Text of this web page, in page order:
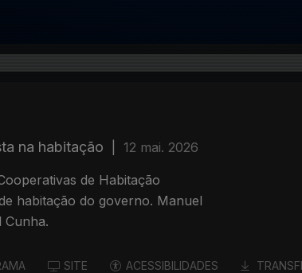
na habitação 12 mai. 2026
de Habitação
habitação do governo. Manuel
Cunha.
SITE ACESSIBILIDADES